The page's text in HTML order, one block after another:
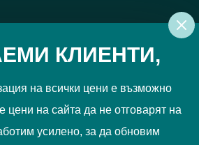
КЛИЕНТИ,
на всички цени е възможно
цени на сайта да не отговарят на
усилено, за да обновим
се за нашите атрактивни
Политиката за поверителност